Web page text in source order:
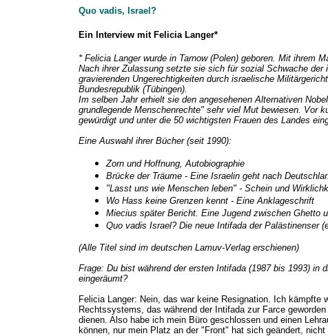
Quo vadis, Israel?
Ein Interview mit Felicia Langer*
* Felicia Langer wurde in Tarnow (Polen) geboren. Mit ihrem
Nach ihrer Zulassung setzte sie sich für sozial Schwache
gravierenden Ungerechtigkeiten durch israelische
Bundesrepublik (Tübingen).
Im selben Jahr erhielt sie den angesehenen Alternativen
grundlegende Menschenrechte" sehr viel Mut bewiesen. Vor
gewürdigt und unter die 50 wichtigsten Frauen des Landes
Eine Auswahl ihrer Bücher (seit 1990):
Zorn und Hoffnung, Autobiographie
Brücke der Träume - Eine Israelin geht nach
"Lasst uns wie Menschen leben" - Schein und
Wo Hass keine Grenzen kennt - Eine Anklageschrift
Miecius später Bericht. Eine Jugend zwischen Ghetto
Quo vadis Israel? Die neue Intifada der Palästinenser
(Alle Titel sind im deutschen Lamuv-Verlag erschienen)
Frage: Du bist während der ersten Intifada (1987 bis 1993)
eingeräumt?
Felicia Langer: Nein, das war keine Resignation. Ich
Rechtssystems, das während der Intifada zur Farce
dienen. Also habe ich mein Büro geschlossen und einen
können, nur mein Platz an der "Front" hat sich geändert,